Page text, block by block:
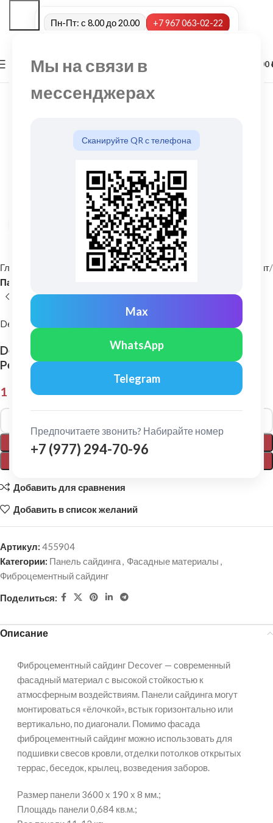
Мы на связи в
мессенджерах
Сканируйте QR с телефона
Max
WhatsApp
Telegram
Предпочитаете звонить? Набирайте номер
+7 (977) 294-70-96
Пн-Пт: с 8.00 до 20.00 +7 967 063-02-22
МЕНЮ 0,00
Нажмите, чтобы увеличить
Главная Фасадные материалы Металлический сайдинг и софит
Панель сайдинга
Decover
Decover: Фибросайдинг 190×8мм L=3,6м
Pecan
1 505,00₽
В КОРЗИНУ
Alternative:
Добавить для сравнения
Добавить в список желаний
Артикул: 455904
Категории: Панель сайдинга, Фасадные материалы ,
Фиброцементный сайдинг
Поделиться:
Описание
Фиброцементный сайдинг Decover — современный
фасадный материал с высокой стойкостью к
атмосферным воздействиям. Панели сайдинга могут
монтироваться «ёлочкой», встык горизонтально или
вертикально, по диагонали. Помимо фасада
фиброцементный сайдинг можно использовать для
подшивки свесов кровли, отделки потолков открытых
террас, беседок, крылец, возведения заборов.
Размер панели 3600 х 190 х 8 мм.;
Площадь панели 0,684 кв.м.;